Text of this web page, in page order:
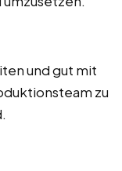
und gut mit
zu